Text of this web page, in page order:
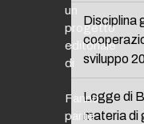
Disciplina
sviluppo
Legge di
materia di
un
progetto
editoriale
di
Fanno
parte